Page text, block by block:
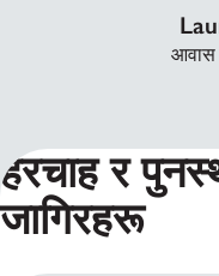
आवास
हेरचाह र
जागिरहरू